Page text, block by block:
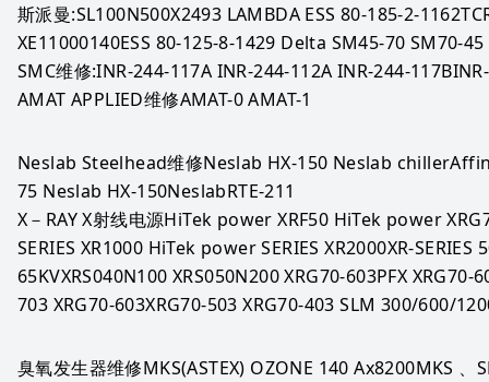
斯派曼:SL100N500X2493 LAMBDA ESS 80-185-2-
XE11000140ESS 80-125-8-1429 Delta SM45-70 SM70-
SMC维修:INR-244-117A INR-244-112A INR-244-
AMAT APPLIED维修AMAT-0 AMAT-1
Neslab Steelhead维修Neslab HX-150 Neslab
75 Neslab HX-150NeslabRTE-211
X－RAY X射线电源HiTek power XRF50 HiTek power
SERIES XR1000 HiTek power SERIES XR2000XR-
65KVXRS040N100 XRS050N200 XRG70-603PFX XRG70-
703 XRG70-603XRG70-503 XRG70-403 SLM 300/600/
臭氧发生器维修MKS(ASTEX) OZONE 140 Ax8200MKS 、